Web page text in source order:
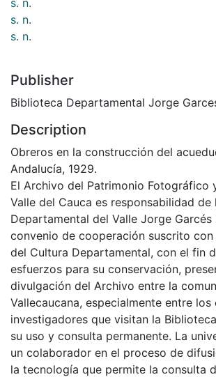
s. n.
s. n.
Publisher
Biblioteca Departamental Jorge
Description
Obreros en la construcción del
Andalucía, 1929.
El Archivo del Patrimonio Fotográfico
Valle del Cauca es responsabilidad de
Departamental del Valle Jorge
convenio de cooperación suscrito con
del Cultura Departamental, con el fin
esfuerzos para su conservación,
divulgación del Archivo entre la
Vallecaucana, especialmente entre los
investigadores que visitan la
su uso y consulta permanente. La
un colaborador en el proceso de
la tecnología que permite la consulta